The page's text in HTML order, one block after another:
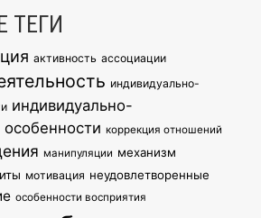
ТЕГИ
активность ассоциации
индивидуально-
индивидуально-
коррекция отношений
манипуляции механизм
мотивация неудовлетворенные
особенности восприятия